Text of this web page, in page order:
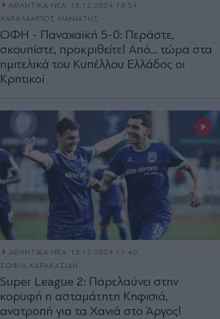
ΑΘΛΗΤΙΚΑ ΝΕΑ
18.12.2024 18:54
ΧΑΡΑΛΑΜΠΟΣ ΜΑΝΙΑΤΗΣ
ΟΦΗ - Παναχαϊκή 5-0: Περάστε,
σκουπίστε, προκριθείτε! Από... τώρα στα
ημιτελικά του Κυπέλλου Ελλάδος οι
Κρητικοί
ΑΘΛΗΤΙΚΑ ΝΕΑ 15.12.2024 17:40
ΣΟΦΙΑ ΚΑΡΑΚΑΣΙΔΗ
Super League 2: Παρελαύνει στην
κορυφή η ασταμάτητη Κηφισιά,
ανατροπή για τα Χανιά στο Άργος!